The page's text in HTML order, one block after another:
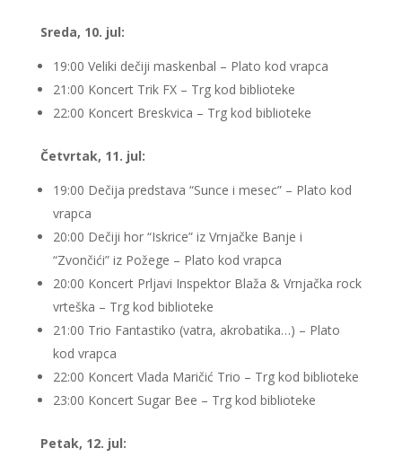
Sreda, 10. jul:
19:00 Veliki dečiji maskenbal – Plato kod vrapca
21:00 Koncert Trik FX – Trg kod biblioteke
22:00 Koncert Breskvica – Trg kod biblioteke
Četvrtak, 11. jul:
19:00 Dečija predstava “Sunce i mesec” – Plato kod
vrapca
20:00 Dečiji hor “Iskrice” iz Vrnjačke Banje i
“Zvončići” iz Požege – Plato kod vrapca
20:00 Koncert Prljavi Inspektor Blaža & Vrnjačka rock
vrteška – Trg kod biblioteke
21:00 Trio Fantastiko (vatra, akrobatika…) – Plato
kod vrapca
22:00 Koncert Vlada Maričić Trio – Trg kod biblioteke
23:00 Koncert Sugar Bee – Trg kod biblioteke
Petak, 12. jul: